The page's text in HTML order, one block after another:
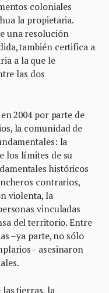
coloniales
la propietaria.
una resolución
también certifica a
a la que le
las dos
2004 por parte de
la comunidad de
la
los límites de su
históricos
contrarios,
violenta, la
vinculadas
del territorio. Entre
–ya parte, no sólo
asesinaron
tierras, la